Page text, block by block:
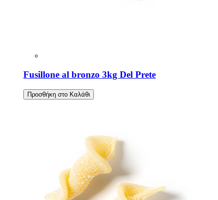
Fusillone al bronzo 3kg Del Prete
Προσθήκη στο Καλάθι